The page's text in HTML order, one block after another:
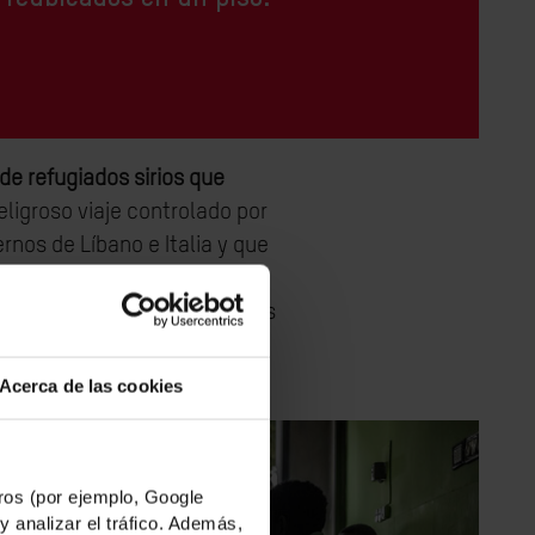
Acerca de las cookies
(por ejemplo, Google
analizar el tráfico. Además,
refugiados sirios que
viaje controlado por
de Líbano e Italia y que
como masajista. Después
a sus hijos y adquirir nuevas